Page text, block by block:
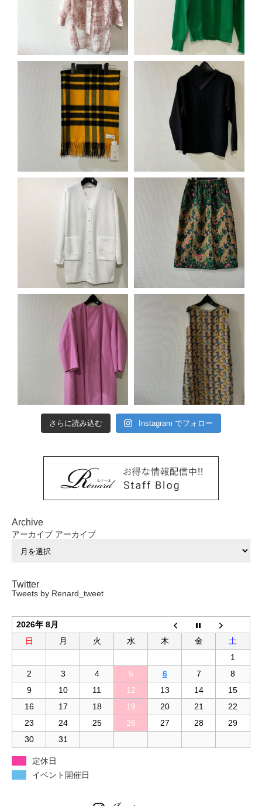
さらに読み込む Instagram でフォロー
Archive
アーカイブ アーカイブ
Twitter
Tweets by Renard_tweet
2026年 8月
日
月 火 水 木 金
土
1
2
3 4 5 6 7
8
9
10 11 12 13 14
15
16
17 18 19 20 21
22
23
24 25 26 27 28
29
30
31
定休日
イベント開催日